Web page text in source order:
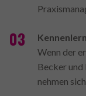
Wenn der
Becker und
nehmen